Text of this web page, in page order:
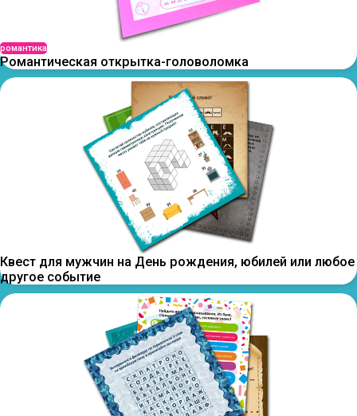
романтика
Романтическая открытка-головоломка
Квест для мужчин на День рождения, юбилей или любое
другое событие